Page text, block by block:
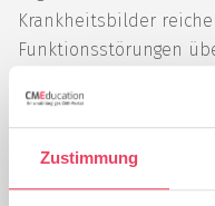
Zustimmung
Krankheitsbilder
Funktionsstörungen
Entzündungen bis hin
und Krebsleiden des
zunehmend an
Uroonkologie ist das